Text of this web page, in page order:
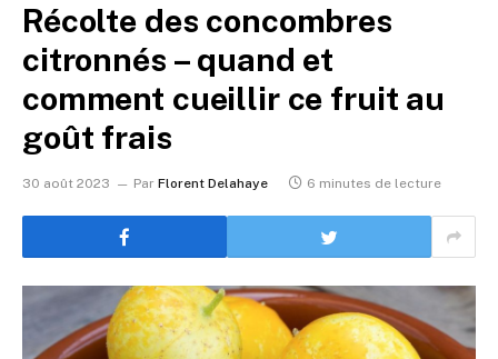
Récolte des concombres
citronnés – quand et
comment cueillir ce fruit au
goût frais
30 août 2023 Par Florent Delahaye 6 minutes de lecture